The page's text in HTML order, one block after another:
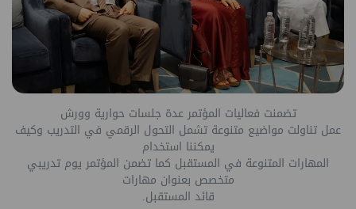
تضمنت فعاليات المؤتمر عدة جلسات حوارية وورش
عمل تناولت مواضيع متنوعة تشمل التحول الرقمي في التدريب وكيف
يمكننا استخدام
المهارات المتنوعة في المستقبل كما تضمن المؤتمر يوم تدريبي
متخصص بعنوان مهارات
قائد المستقبل.